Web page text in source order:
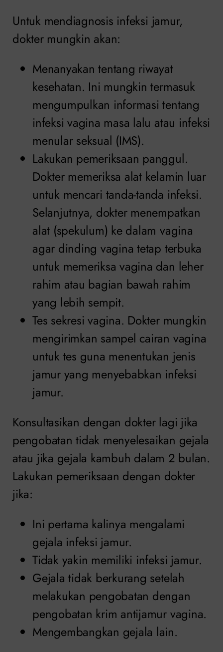
Untuk mendiagnosis infeksi jamur,
dokter mungkin akan:
Menanyakan tentang riwayat
kesehatan. Ini mungkin termasuk
mengumpulkan informasi tentang
infeksi vagina masa lalu atau infeksi
menular seksual (IMS).
Lakukan pemeriksaan panggul.
Dokter memeriksa alat kelamin luar
untuk mencari tanda-tanda infeksi.
Selanjutnya, dokter menempatkan
alat (spekulum) ke dalam vagina
agar dinding vagina tetap terbuka
untuk memeriksa vagina dan leher
rahim atau bagian bawah rahim
yang lebih sempit.
Tes sekresi vagina. Dokter mungkin
mengirimkan sampel cairan vagina
untuk tes guna menentukan jenis
jamur yang menyebabkan infeksi
jamur.
Konsultasikan dengan dokter lagi jika
pengobatan tidak menyelesaikan gejala
atau jika gejala kambuh dalam 2 bulan.
Lakukan pemeriksaan dengan dokter
jika:
Ini pertama kalinya mengalami
gejala infeksi jamur.
Tidak yakin memiliki infeksi jamur.
Gejala tidak berkurang setelah
melakukan pengobatan dengan
pengobatan krim antijamur vagina.
Mengembangkan gejala lain.